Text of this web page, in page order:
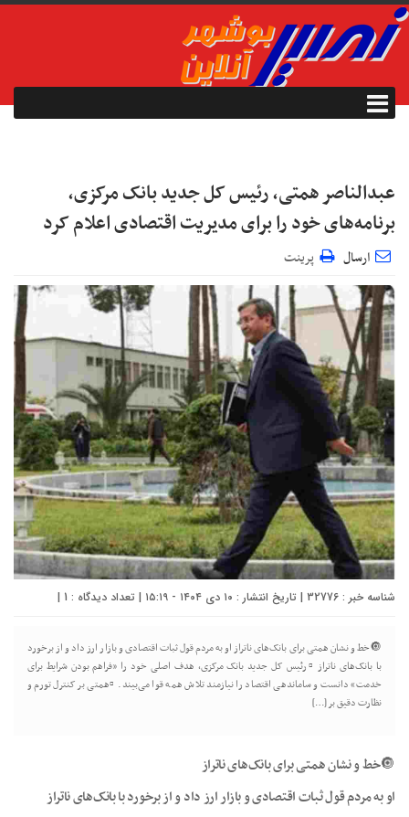
عبدالناصر همتی، رئیس کل جدید بانک مرکزی،
برنامه‌های خود را برای مدیریت اقتصادی اعلام کرد
ارسال پرینت
شناسه خبر : 32776 | تاریخ انتشار : ۱۰ دی ۱۴۰۴ - ۱۵:۱۹ | تعداد دیدگاه : 1
|
🔘خط و نشان همتی برای بانک‌های ناتراز او به مردم قول ثبات اقتصادی و بازار ارز داد و از برخورد
با بانک‌های ناتراز ▫️رئیس کل جدید بانک مرکزی، هدف اصلی خود را «فراهم بودن شرایط برای
خدمت» دانست و ساماندهی اقتصاد را نیازمند تلاش همه قوا می‌بیند. ▫️همتی بر کنترل تورم و
نظارت دقیق بر […]
🔘خط و نشان همتی برای بانک‌های ناتراز
او به مردم قول ثبات اقتصادی و بازار ارز داد و از برخورد با بانک‌های ناتراز